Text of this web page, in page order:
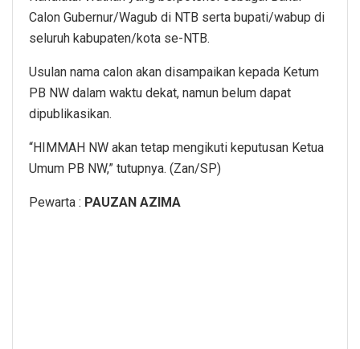
Calon Gubernur/Wagub di NTB serta bupati/wabup di
seluruh kabupaten/kota se-NTB.
Usulan nama calon akan disampaikan kepada Ketum
PB NW dalam waktu dekat, namun belum dapat
dipublikasikan.
“HIMMAH NW akan tetap mengikuti keputusan Ketua
Umum PB NW,” tutupnya. (Zan/SP)
Pewarta : PAUZAN AZIMA